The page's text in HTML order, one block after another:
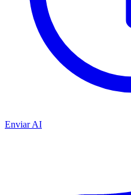
Enviar AI